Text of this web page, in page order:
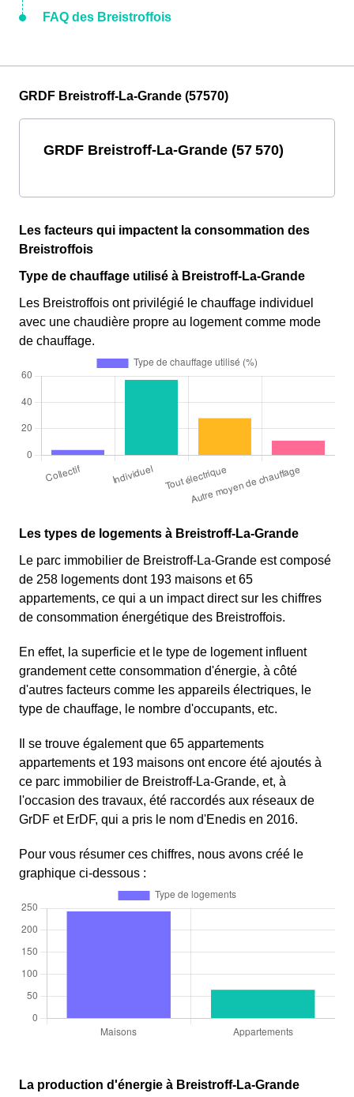
FAQ des Breistroffois
GRDF Breistroff-La-Grande (57570)
GRDF Breistroff-La-Grande (57 570)
Les facteurs qui impactent la consommation des
Breistroffois
Type de chauffage utilisé à Breistroff-La-Grande
Les Breistroffois ont privilégié le chauffage individuel
avec une chaudière propre au logement comme mode
de chauffage.
Les types de logements à Breistroff-La-Grande
Le parc immobilier de Breistroff-La-Grande est composé
de 258 logements dont 193 maisons et 65
appartements, ce qui a un impact direct sur les chiffres
de consommation énergétique des Breistroffois.
En effet, la superficie et le type de logement influent
grandement cette consommation d'énergie, à côté
d'autres facteurs comme les appareils électriques, le
type de chauffage, le nombre d'occupants, etc.
Il se trouve également que 65 appartements
appartements et 193 maisons ont encore été ajoutés à
ce parc immobilier de Breistroff-La-Grande, et, à
l'occasion des travaux, été raccordés aux réseaux de
GrDF et ErDF, qui a pris le nom d'Enedis en 2016.
Pour vous résumer ces chiffres, nous avons créé le
graphique ci-dessous :
La production d'énergie à Breistroff-La-Grande